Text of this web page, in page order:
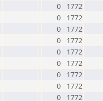
0
1772
0
1772
0
1772
0
1772
0
1772
0
1772
0
1772
0
1772
0
1772